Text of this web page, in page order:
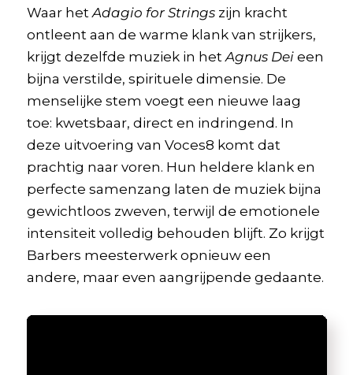
Waar het Adagio for Stringszijn kracht
ontleent aan de warme klank van strijkers,
krijgt dezelfde muziek in het Agnus Deieen
bijna verstilde, spirituele dimensie. De
menselijke stem voegt een nieuwe laag
toe: kwetsbaar, direct en indringend. In
deze uitvoering van Voces8 komt dat
prachtig naar voren. Hun heldere klank en
perfecte samenzang laten de muziek bijna
gewichtloos zweven, terwijl de emotionele
intensiteit volledig behouden blijft. Zo krijgt
Barbers meesterwerk opnieuw een
andere, maar even aangrijpende gedaante.